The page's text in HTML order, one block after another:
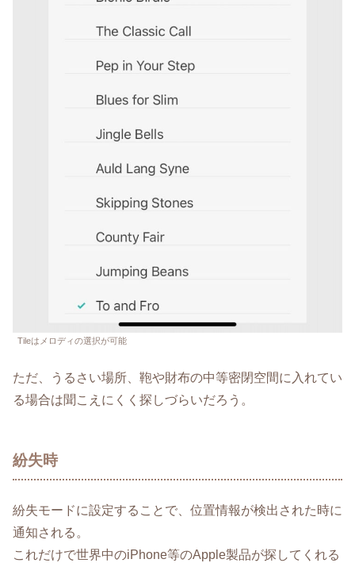
Tileはメロディの選択が可能
ただ、うるさい場所、鞄や財布の中等密閉空間に入れてい
る場合は聞こえにくく探しづらいだろう。
紛失時
紛失モードに設定することで、位置情報が検出された時に
通知される。
これだけで世界中のiPhone等のApple製品が探してくれる